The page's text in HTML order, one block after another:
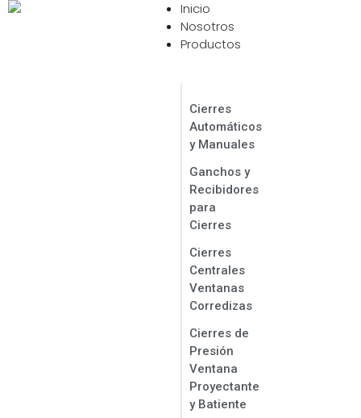
Inicio
Nosotros
Productos
Cierres
Automáticos
y Manuales
Ganchos y
Recibidores
para
Cierres
Cierres
Centrales
Ventanas
Corredizas
Cierres de
Presión
Ventana
Proyectante
y Batiente
Contáctanos Ahora